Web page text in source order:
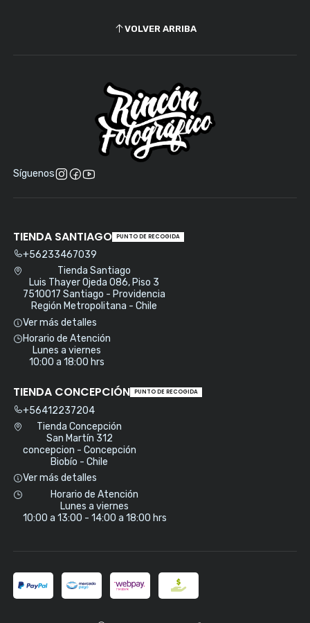
VOLVER ARRIBA
Síguenos
TIENDA SANTIAGO PUNTO DE RECOGIDA
+56233467039
Tienda Santiago
Luis Thayer Ojeda 086, Piso 3
7510017 Santiago - Providencia
Región Metropolitana - Chile
Ver más detalles
Horario de Atención
Lunes a viernes
10:00 a 18:00 hrs
TIENDA CONCEPCIÓN PUNTO DE RECOGIDA
+56412237204
Tienda Concepción
San Martín 312
concepcion - Concepción
Biobío - Chile
Ver más detalles
Horario de Atención
Lunes a viernes
10:00 a 13:00 - 14:00 a 18:00 hrs